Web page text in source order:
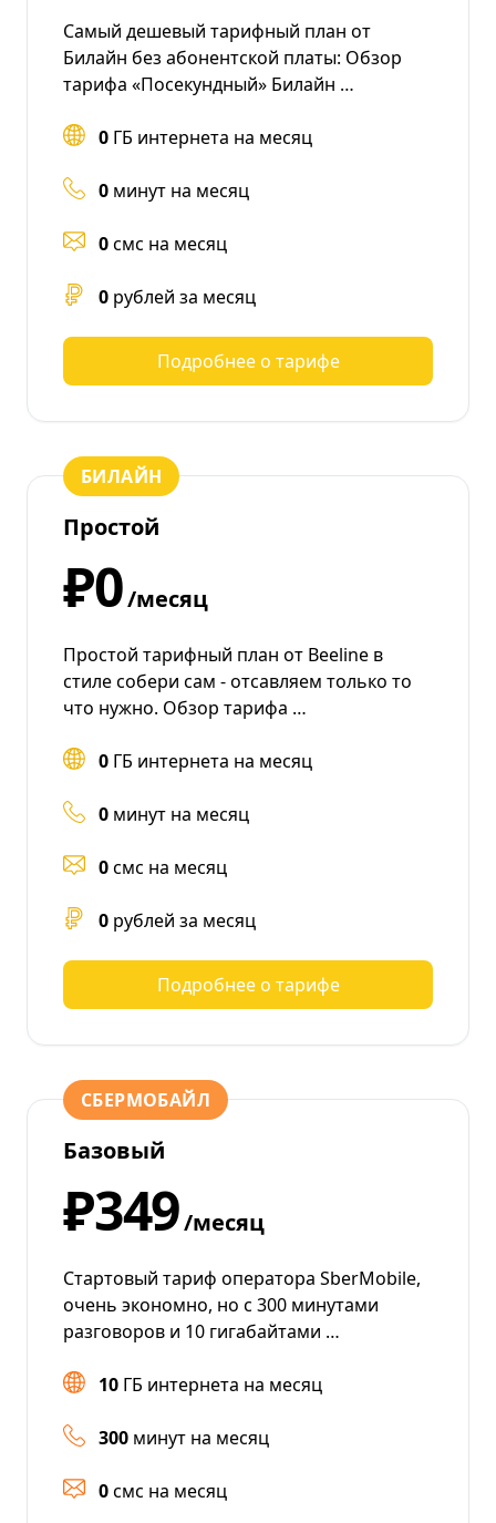
Самый дешевый тарифный план от
Билайн без абонентской платы: Обзор
тарифа «Посекундный» Билайн …
0 ГБ интернета на месяц
0 минут на месяц
0смс на месяц
0 рублей за месяц
Подробнее о тарифе
БИЛАЙН
Простой
₽0/месяц
Простой тарифный план от Beeline в
стиле собери сам - отсавляем только то
что нужно. Обзор тарифа …
0 ГБ интернета на месяц
0 минут на месяц
0смс на месяц
0 рублей за месяц
Подробнее о тарифе
СБЕРМОБАЙЛ
Базовый
₽349/месяц
Стартовый тариф оператора SberMobile,
очень экономно, но с 300 минутами
разговоров и 10 гигабайтами …
10 ГБ интернета на месяц
300 минут на месяц
0смс на месяц